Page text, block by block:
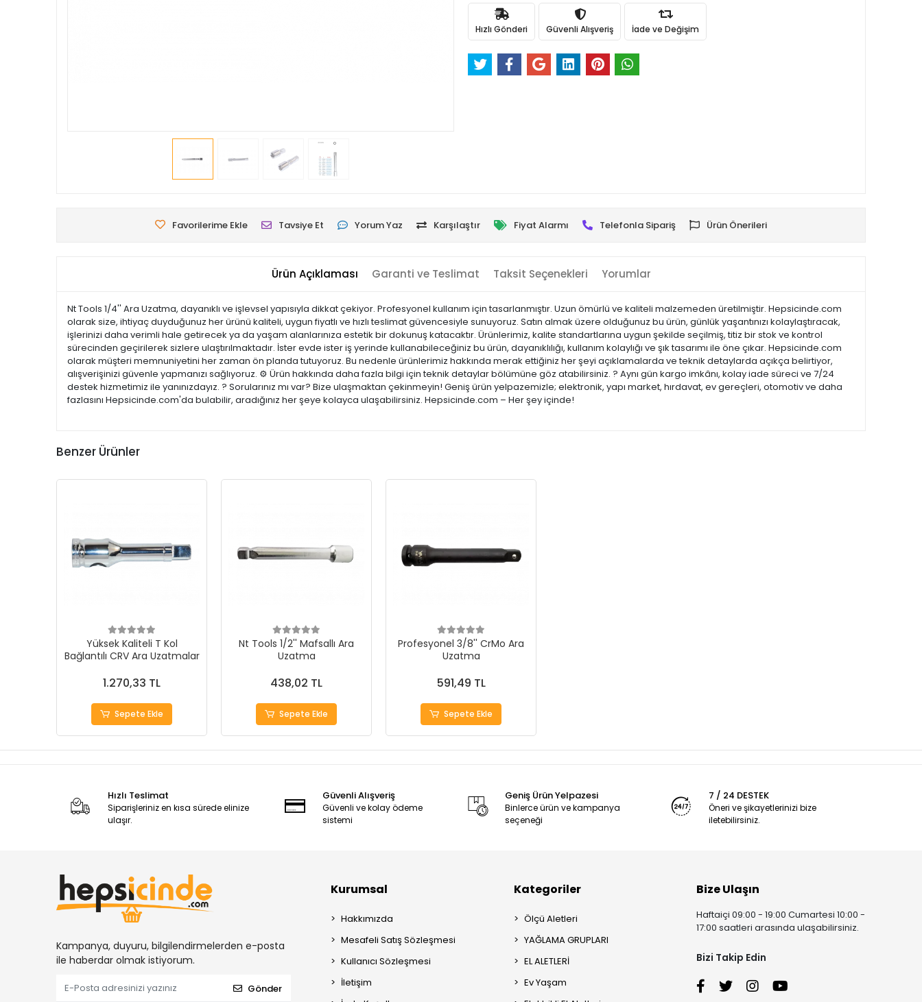
Hızlı Gönderi Güvenli Alışveriş İade ve Değişim
Favorilerime Ekle Tavsiye Et Yorum Yaz Karşılaştır Fiyat Alarmı Telefonla Sipariş Ürün Önerileri
Ürün Açıklaması Garanti ve Teslimat Taksit Seçenekleri Yorumlar
Nt Tools 1/4'' Ara Uzatma, dayanıklı ve işlevsel yapısıyla dikkat çekiyor. Profesyonel kullanım için tasarlanmıştır. Uzun ömürlü ve kaliteli malzemeden üretilmiştir. Hepsicinde.com
olarak size, ihtiyaç duyduğunuz her ürünü kaliteli, uygun fiyatlı ve hızlı teslimat güvencesiyle sunuyoruz. Satın almak üzere olduğunuz bu ürün, günlük yaşantınızı kolaylaştıracak,
işlerinizi daha verimli hale getirecek ya da yaşam alanlarınıza estetik bir dokunuş katacaktır. Ürünlerimiz, kalite standartlarına uygun şekilde seçilmiş, titiz bir stok ve kontrol
sürecinden geçirilerek sizlere ulaştırılmaktadır. İster evde ister iş yerinde kullanabileceğiniz bu ürün, dayanıklılığı, kullanım kolaylığı ve şık tasarımı ile öne çıkar. Hepsicinde.com
olarak müşteri memnuniyetini her zaman ön planda tutuyoruz. Bu nedenle ürünlerimiz hakkında merak ettiğiniz her şeyi açıklamalarda ve teknik detaylarda açıkça belirtiyor,
alışverişinizi güvenle yapmanızı sağlıyoruz. ⚙️ Ürün hakkında daha fazla bilgi için teknik detaylar bölümüne göz atabilirsiniz. ? Aynı gün kargo imkânı, kolay iade süreci ve 7/24
destek hizmetimiz ile yanınızdayız. ? Sorularınız mı var? Bize ulaşmaktan çekinmeyin! Geniş ürün yelpazemizle; elektronik, yapı market, hırdavat, ev gereçleri, otomotiv ve daha
fazlasını Hepsicinde.com'da bulabilir, aradığınız her şeye kolayca ulaşabilirsiniz. Hepsicinde.com – Her şey içinde!
Benzer Ürünler
Yüksek Kaliteli T Kol
Bağlantılı CRV Ara Uzatmalar
1.270,33 TL
Sepete Ekle
Nt Tools 1/2'' Mafsallı Ara
Uzatma
438,02 TL
Sepete Ekle
Profesyonel 3/8'' CrMo Ara
Uzatma
591,49 TL
Sepete Ekle
Hızlı Teslimat
Siparişleriniz en kısa sürede elinize
ulaşır.
Güvenli Alışveriş
Güvenli ve kolay ödeme
sistemi
Geniş Ürün Yelpazesi
Binlerce ürün ve kampanya
seçeneği
7 / 24 DESTEK
Öneri ve şikayetlerinizi bize
iletebilirsiniz.
Kampanya, duyuru, bilgilendirmelerden e-posta
ile haberdar olmak istiyorum.
Gönder
Kurumsal
Hakkımızda
Mesafeli Satış Sözleşmesi
Kullanıcı Sözleşmesi
İletişim
Kategoriler
Ölçü Aletleri
YAĞLAMA GRUPLARI
EL ALETLERİ
Ev Yaşam
Bize Ulaşın
Haftaiçi 09:00 - 19:00 Cumartesi 10:00 -
17:00 saatleri arasında ulaşabilirsiniz.
Bizi Takip Edin